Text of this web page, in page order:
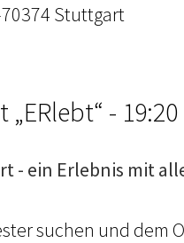
70374 Stuttgart
-
- ein Erlebnis mit
suchen und dem